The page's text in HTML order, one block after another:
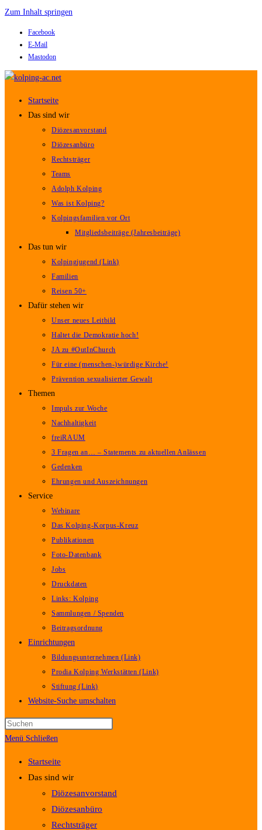
Zum Inhalt springen
Facebook
E-Mail
Mastodon
Startseite
Das sind wir
Diözesanvorstand
Diözesanbüro
Rechtsträger
Teams
Adolph Kolping
Was ist Kolping?
Kolpingsfamilien vor Ort
Mitgliedsbeiträge (Jahresbeiträge)
Das tun wir
Kolpingjugend (Link)
Familien
Reisen 50+
Dafür stehen wir
Unser neues Leitbild
Haltet die Demokratie hoch!
JA zu #OutInChurch
Für eine (menschen-)würdige Kirche!
Prävention sexualisierter Gewalt
Themen
Impuls zur Woche
Nachhaltigkeit
freiRAUM
3 Fragen an… – Statements zu aktuellen Anlässen
Gedenken
Ehrungen und Auszeichnungen
Service
Webinare
Das Kolping-Korpus-Kreuz
Publikationen
Foto-Datenbank
Jobs
Druckdaten
Links: Kolping
Sammlungen / Spenden
Beitragsordnung
Einrichtungen
Bildungsunternehmen (Link)
Prodia Kolping Werkstätten (Link)
Stiftung (Link)
Website-Suche umschalten
Menü Schließen
Startseite
Das sind wir
Diözesanvorstand
Diözesanbüro
Rechtsträger